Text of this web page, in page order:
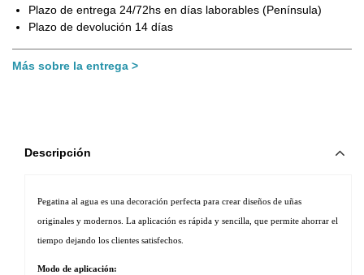
Plazo de entrega 24/72hs en días laborables (Península)
Plazo de devolución 14 días
Más sobre la entrega
Descripción
Pegatina al agua es una decoración perfecta para crear diseños de uñas
originales y modernos. La aplicación es rápida y sencilla, que permite ahorrar el
tiempo dejando los clientes satisfechos.
Modo de aplicación: